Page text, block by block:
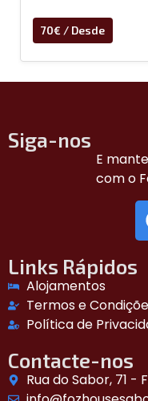
70€ / Desde
Siga-nos
E
com o
Links Rápidos
Alojamentos
Termos e
Política de
Contacte-nos
Rua do Sabor, 71 -